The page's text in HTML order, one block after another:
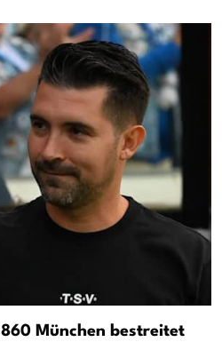
München bestreitet